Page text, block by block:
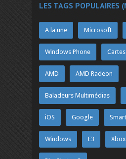
LES TAGS POPULAIRES
A la une Microsoft
Windows Phone
AMD AMD Radeon
Baladeurs Multimédias
iOS Google
Windows E3